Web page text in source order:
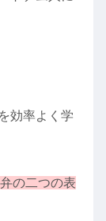
効率よく学
の二つの表